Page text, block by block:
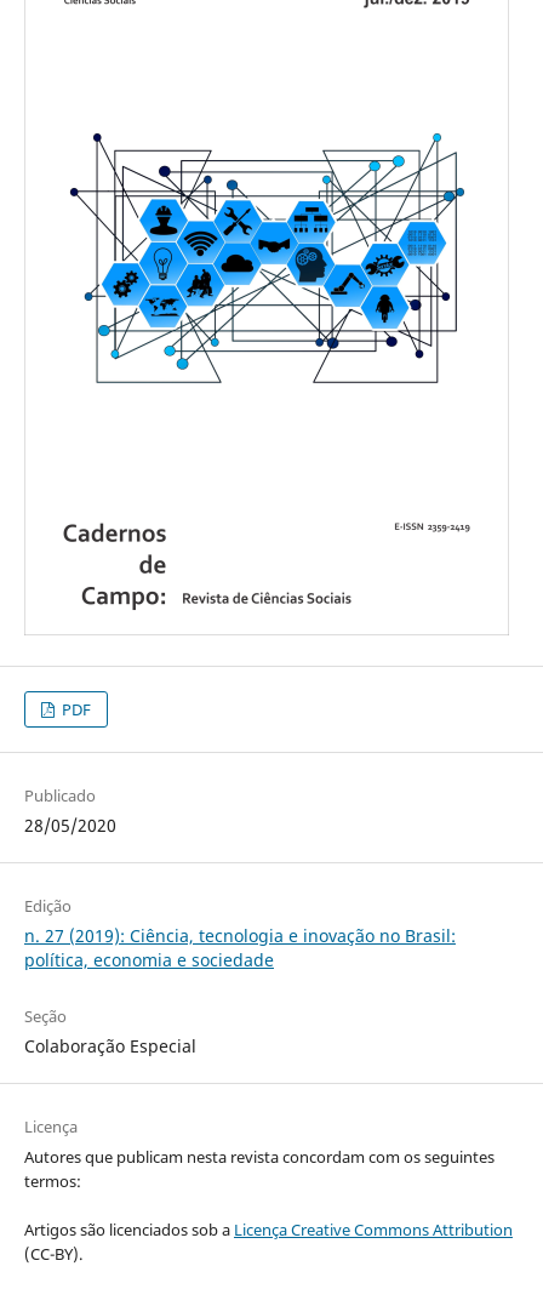
PDF
Publicado
28/05/2020
Edição
n. 27 (2019): Ciência, tecnologia e inovação no Brasil:
política, economia e sociedade
Seção
Colaboração Especial
Licença
Autores que publicam nesta revista concordam com os seguintes
termos:
Artigos são licenciados sob a Licença Creative Commons Attribution
(CC-BY).